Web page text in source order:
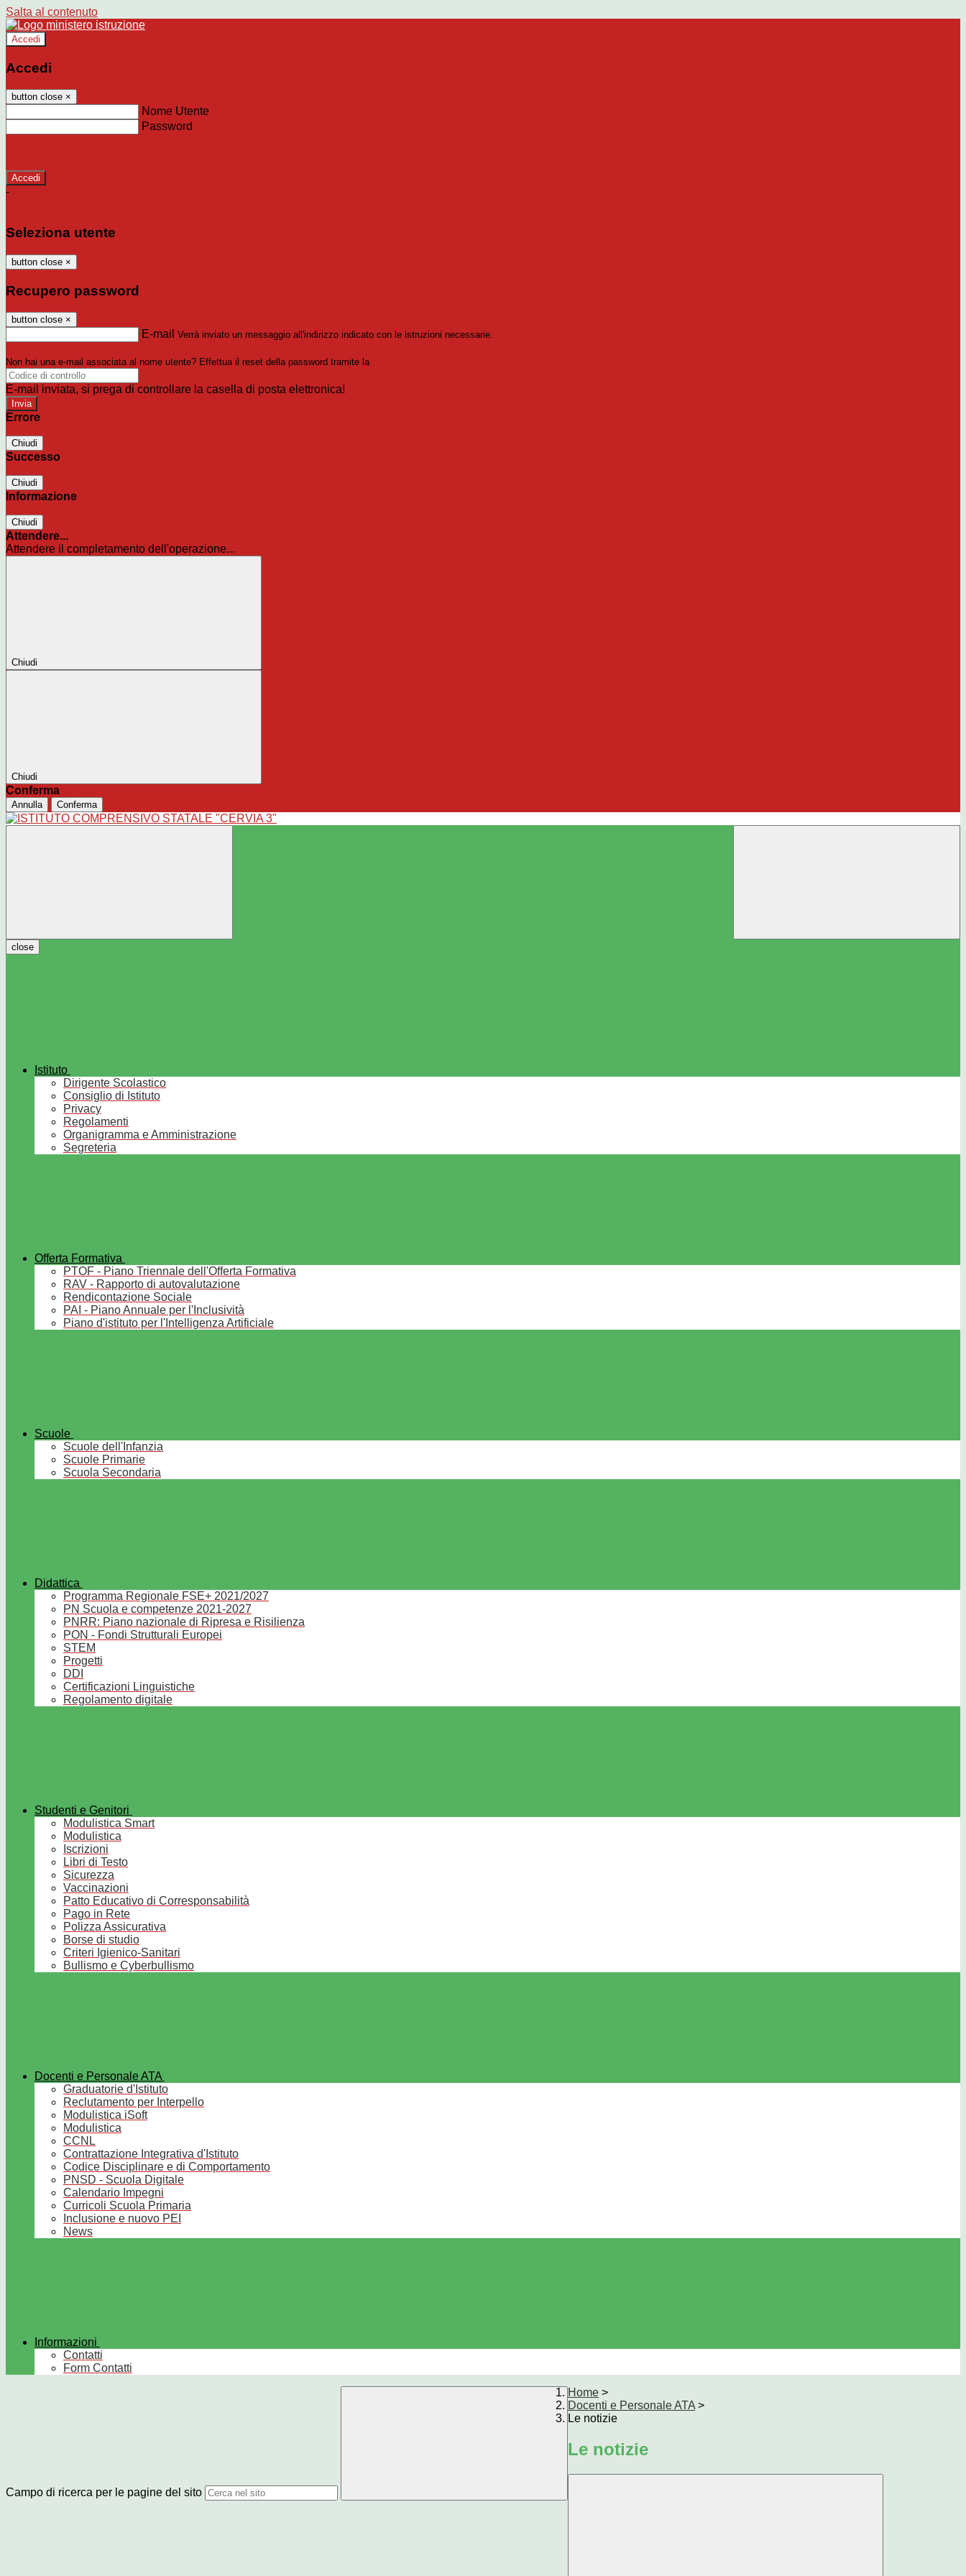
Salta al contenuto
Accedi
Accedi
button close ×
Nome Utente
Password
-
Seleziona utente
button close ×
Recupero password
button close ×
E-mail Verrà inviato un messaggio all'indirizzo indicato con le istruzioni necessarie.
Non hai una e-mail associata al nome utente? Effettua il reset della password tramite la
E-mail inviata, si prega di controllare la casella di posta elettronica!
Errore
Chiudi
Successo
Chiudi
Informazione
Chiudi
Attendere...
Attendere il completamento dell'operazione...
Chiudi
Chiudi
Conferma
Annulla Conferma
close
Istituto
Dirigente Scolastico
Consiglio di Istituto
Privacy
Regolamenti
Organigramma e Amministrazione
Segreteria
Offerta Formativa
PTOF - Piano Triennale dell'Offerta Formativa
RAV - Rapporto di autovalutazione
Rendicontazione Sociale
PAI - Piano Annuale per l'Inclusività
Piano d'istituto per l'Intelligenza Artificiale
Scuole
Scuole dell'Infanzia
Scuole Primarie
Scuola Secondaria
Didattica
Programma Regionale FSE+ 2021/2027
PN Scuola e competenze 2021-2027
PNRR: Piano nazionale di Ripresa e Risilienza
PON - Fondi Strutturali Europei
STEM
Progetti
DDI
Certificazioni Linguistiche
Regolamento digitale
Studenti e Genitori
Modulistica Smart
Modulistica
Iscrizioni
Libri di Testo
Sicurezza
Vaccinazioni
Patto Educativo di Corresponsabilità
Pago in Rete
Polizza Assicurativa
Borse di studio
Criteri Igienico-Sanitari
Bullismo e Cyberbullismo
Docenti e Personale ATA
Graduatorie d'Istituto
Reclutamento per Interpello
Modulistica iSoft
Modulistica
CCNL
Contrattazione Integrativa d'Istituto
Codice Disciplinare e di Comportamento
PNSD - Scuola Digitale
Calendario Impegni
Curricoli Scuola Primaria
Inclusione e nuovo PEI
News
Informazioni
Contatti
Form Contatti
Campo di ricerca per le pagine del sito
Home >
Docenti e Personale ATA >
Le notizie
Le notizie